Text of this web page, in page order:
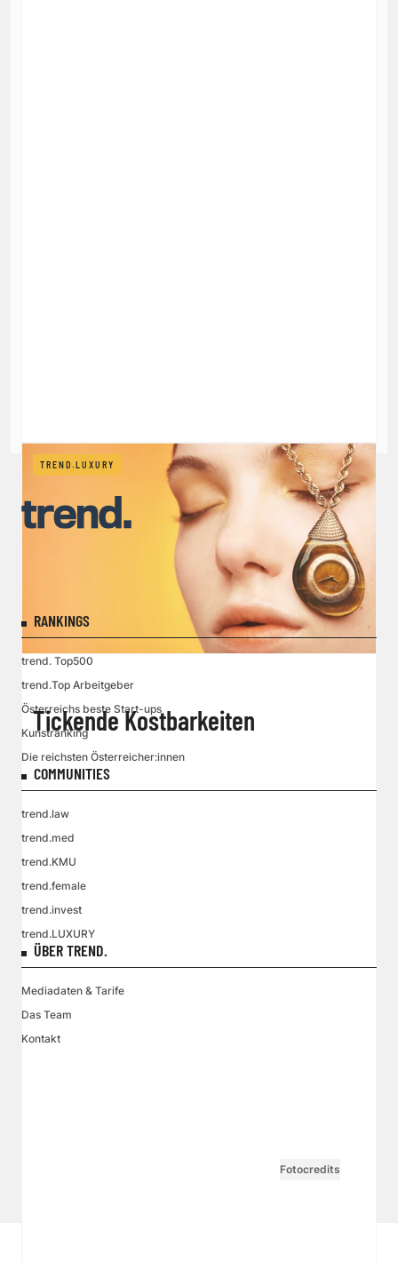
TREND.LUXURY
Tickende Kostbarkeiten
RANKINGS
trend. Top500
trend.Top Arbeitgeber
Österreichs beste Start-ups
Kunstranking
Die reichsten Österreicher:innen
COMMUNITIES
trend.law
trend.med
trend.KMU
trend.female
trend.invest
trend.LUXURY
ÜBER TREND.
Mediadaten & Tarife
Das Team
Kontakt
Fotocredits